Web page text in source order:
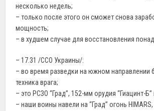
несколько недель;
– только после этого он сможет снова
мощность;
– в худшем случае для восстановления
– 17.31 /ССО Украины/:
– во время разведки на южном направлении
техника врага;
– это РСЗО “Град”, 152-мм орудия “Гиацинт-
– наши воины навели на “Град” огонь